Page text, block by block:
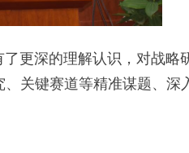
深的理解认识，对战略
关键赛道等精准谋题、深